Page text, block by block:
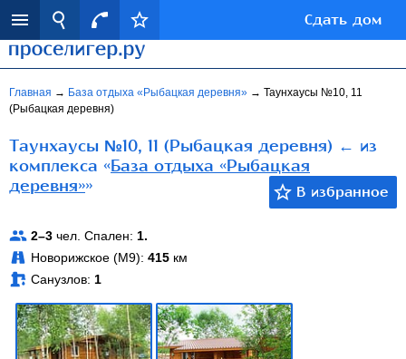
Сдать дом
Главная → База отдыха «Рыбацкая деревня» → Таунхаусы №10, 11
(Рыбацкая деревня)
Таунхаусы №10, 11 (Рыбацкая деревня) ← из
комплекса «База отдыха «Рыбацкая
деревня»»
2–3 чел. Спален: 1.
Новорижское (М9): 415 км
Санузлов: 1